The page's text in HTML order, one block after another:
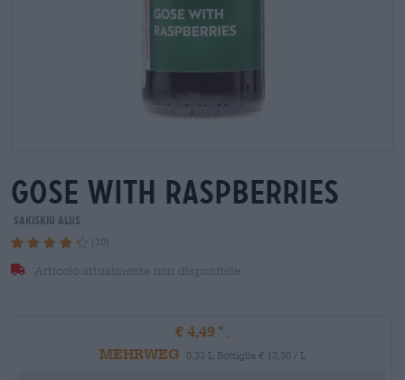
gose with raspberries
Sakiskiu Alus
(10)
Articolo attualmente non disponibile
€ 4,49
MEHRWEG
0,33 L Bottiglia € 13,30 / L